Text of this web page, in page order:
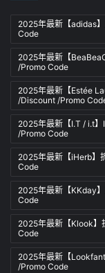
2025年最新【adidas
Code
2025年最新【
/Promo Code
2025年最新【Estée
/Discount /Promo
2025年最新【I.T / i.t
/Promo Code
2025年最新【iHerb】
Code
2025年最新【KKday
Code
2025年最新【Klook
Code
2025年最新【
/Promo Code